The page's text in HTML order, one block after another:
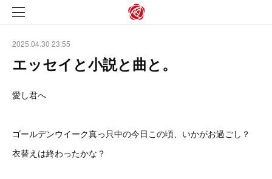
2025.04.30 23:55
エッセイと小説と曲と。
愛し君へ
ゴールデンウイーク真っ只中の今日この頃、いかがお過ごし？
衣替えは終わったかな？